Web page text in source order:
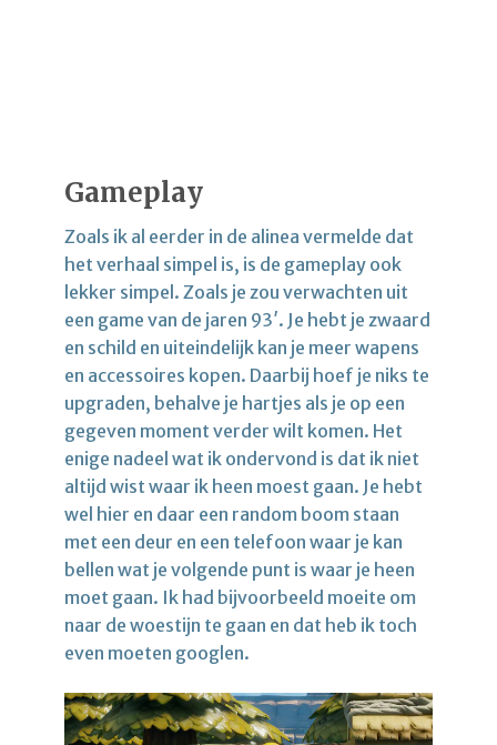
Gameplay
Zoals ik al eerder in de alinea vermelde dat
het verhaal simpel is, is de gameplay ook
lekker simpel. Zoals je zou verwachten uit
een game van de jaren 93′. Je hebt je zwaard
en schild en uiteindelijk kan je meer wapens
en accessoires kopen. Daarbij hoef je niks te
upgraden, behalve je hartjes als je op een
gegeven moment verder wilt komen. Het
enige nadeel wat ik ondervond is dat ik niet
altijd wist waar ik heen moest gaan. Je hebt
wel hier en daar een random boom staan
met een deur en een telefoon waar je kan
bellen wat je volgende punt is waar je heen
moet gaan. Ik had bijvoorbeeld moeite om
naar de woestijn te gaan en dat heb ik toch
even moeten googlen.